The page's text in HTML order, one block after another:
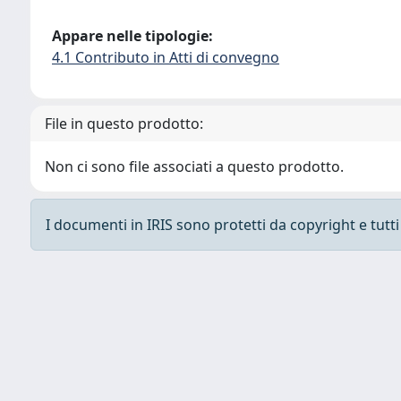
Appare nelle tipologie:
4.1 Contributo in Atti di convegno
File in questo prodotto:
Non ci sono file associati a questo prodotto.
I documenti in IRIS sono protetti da copyright e